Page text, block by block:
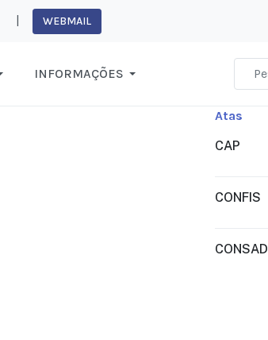
| WEBMAIL
INFORMAÇÕES
Atas
CAP
CONFIS
CONSAD